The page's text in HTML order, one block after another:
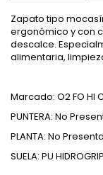
Zapato tipo
ergonómico y con
descalce.
alimentaria,
Marcado: O2 FO HI
PUNTERA: No
PLANTA: No
SUELA: PU HIDROGRIP